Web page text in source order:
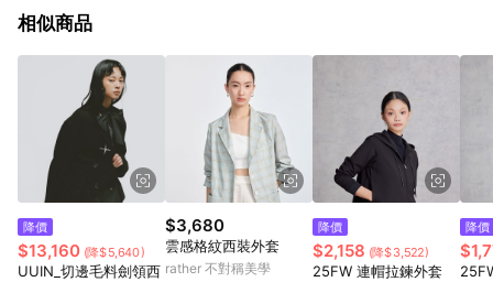
的購回饋活動享Yahoo超贈點回饋者 - 購物中心商店之商品：商
3. 訂單回饋金額將扣除運費/購物金/超贈點/福利金/紅利折抵/折
價券等虛擬貨幣折抵 4. 大宗採購或批發轉賣不具回饋資格： 如
有相關事證認定您為大宗採購、批發轉賣而非最終消費使用者，
相關認定以Yahoo購物中心之認定為準
相似商品
降價
$13,160 (降$5,640)
UUIN_切邊毛料劍領西
$3,680
雲感格紋西裝外套
rather 不對稱美學
降價
$2,158 (降$3,522)
25FW 連帽拉鍊外套
降價